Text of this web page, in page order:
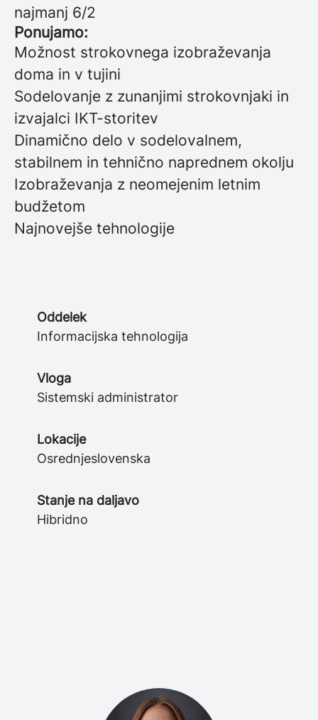
najmanj 6/2
Ponujamo:
Možnost strokovnega izobraževanja
doma in v tujini
Sodelovanje z zunanjimi strokovnjaki in
izvajalci IKT-storitev
Dinamično delo v sodelovalnem,
stabilnem in tehnično naprednem okolju
Izobraževanja z neomejenim letnim
budžetom
Najnovejše tehnologije
Oddelek
Informacijska tehnologija
Vloga
Sistemski administrator
Lokacije
Osrednjeslovenska
Stanje na daljavo
Hibridno